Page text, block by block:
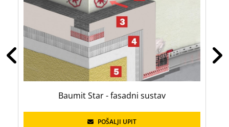
Baumit Star - fasadni sustav
POŠALJI UPIT